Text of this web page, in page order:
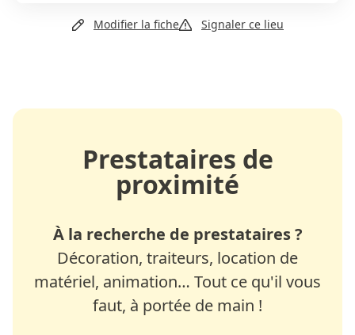
Modifier la fiche
Signaler ce lieu
Prestataires de
proximité
À la recherche de prestataires ?
Décoration, traiteurs, location de
matériel, animation… Tout ce qu'il vous
faut, à portée de main !